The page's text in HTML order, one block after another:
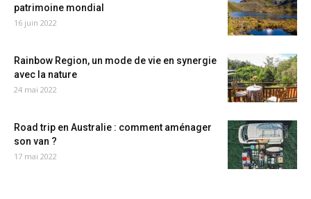
patrimoine mondial
16 juin 2022
Rainbow Region, un mode de vie en synergie
avec la nature
24 mai 2022
Road trip en Australie : comment aménager
son van ?
17 mai 2022